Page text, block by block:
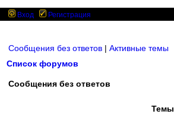
Вход Регистрация
Сообщения без ответов | Активные темы
Список форумов
Сообщения без ответов
Темы